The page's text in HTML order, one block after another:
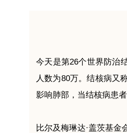
今天是第26个世界防治
人数为80万。结核病又
影响肺部，当结核病患
比尔及梅琳达·盖茨基